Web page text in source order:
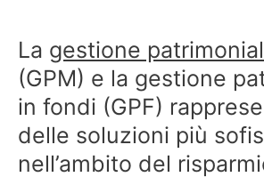
La gestione
(GPM) e la gestione
in fondi (GPF)
delle soluzioni più
nell’ambito del